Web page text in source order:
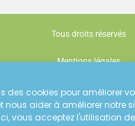
des cookies pour améliorer
nous aider à améliorer notre
vous acceptez l'utilisation
Tous droits réservés
Mentions légales
Politique de
Gestion des cookies